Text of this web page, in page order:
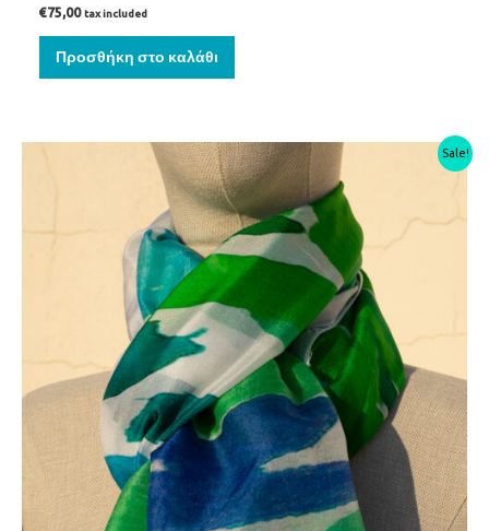
€75,00 tax included
Προσθήκη στο καλάθι
Sale!
τρέχουσα
€48,00.